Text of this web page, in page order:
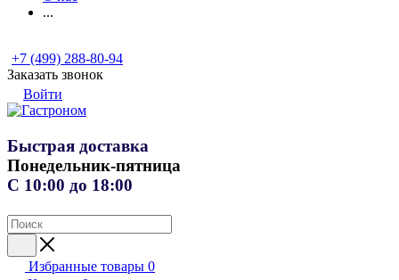
...
+7 (499) 288-80-94
Заказать звонок
Войти
Быстрая доставка
Понедельник-пятница
С 10:00 до 18:00
Избранные товары 0